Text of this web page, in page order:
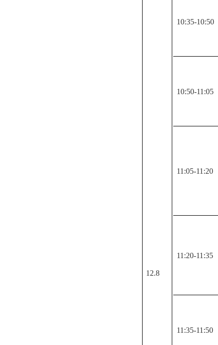
12.8
10:35-10:50
10:50-11:05
11:05-11:20
11:20-11:35
11:35-11:50